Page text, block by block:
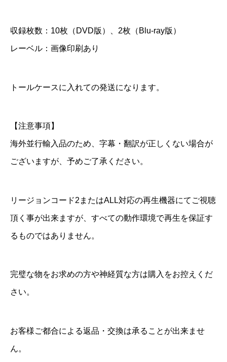
B
-
個
収録枚数：10枚（DVD版）、2枚（Blu-ray版）
レーベル：画像印刷あり
トールケースに入れての発送になります。
【注意事項】
海外並行輸入品のため、字幕・翻訳が正しくない場合が
ございますが、予めご了承ください。
リージョンコード2またはALL対応の再生機器にてご視聴
頂く事が出来ますが、すべての動作環境で再生を保証す
るものではありません。
完璧な物をお求めの方や神経質な方は購入をお控えくだ
さい。
お客様ご都合による返品・交換は承ることが出来ませ
ん。